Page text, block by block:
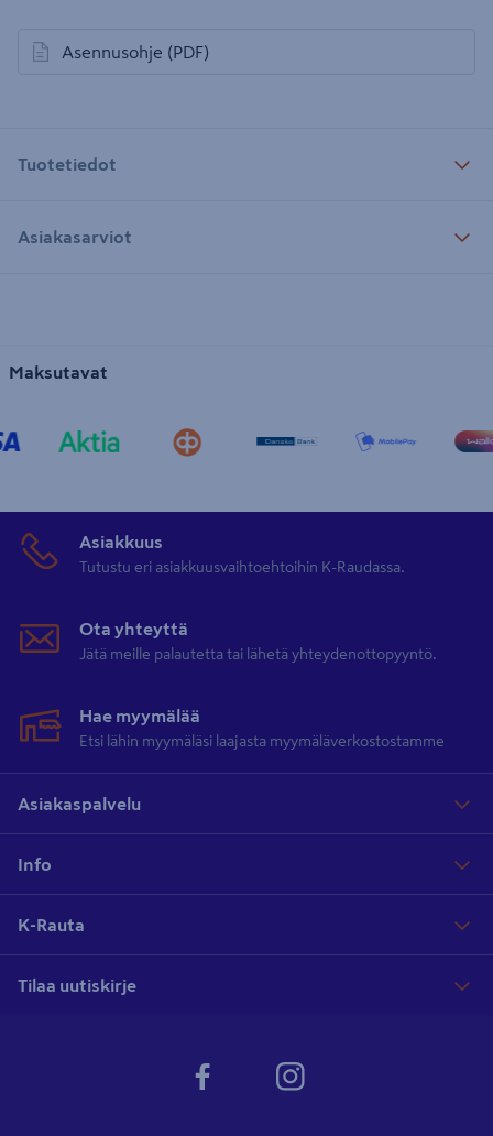
Asennusohje (PDF)
avautuu uuteen välilehteen
Tuotetiedot
Asiakasarviot
Maksutavat
Asiakkuus
Tutustu eri asiakkuusvaihtoehtoihin K-Raudassa.
Ota yhteyttä
Jätä meille palautetta tai lähetä yhteydenottopyyntö.
Hae myymälää
Etsi lähin myymäläsi laajasta myymäläverkostostamme
Asiakaspalvelu
Info
K-Rauta
Tilaa uutiskirje